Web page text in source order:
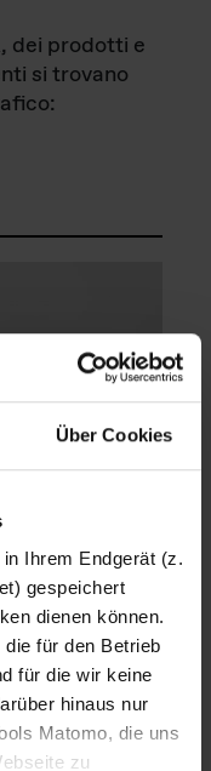
Über Cookies
Ihrem Endgerät (z.
gespeichert
dienen können.
für den Betrieb
für die wir keine
hinaus nur
Matomo, die uns
zu
, dei prodotti e
si trovano
Lorenz